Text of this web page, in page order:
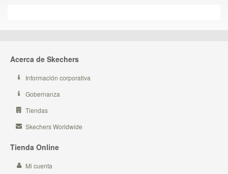
Acerca de Skechers
Información corporativa
Gobernanza
Tiendas
Skechers Worldwide
Tienda Online
Mi cuenta